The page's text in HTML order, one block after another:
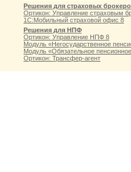
Решения для страховых
Ортикон: Управление страховым
1С:Мобильный страховой офис 8
Решения для НПФ
Ортикон: Управление НПФ 8
Модуль «Негосударственное
Модуль «Обязательное
Ортикон: Трансфер-агент